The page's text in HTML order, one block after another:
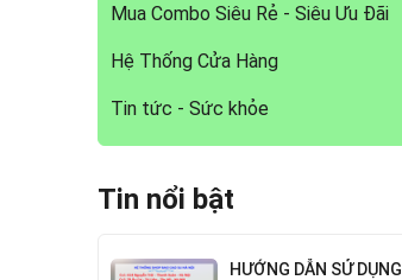
Mua Combo Siêu Rẻ - Siêu Ưu Đãi
Hệ Thống Cửa Hàng
Tin tức - Sức khỏe
Tin nổi bật
HƯỚNG DẪN SỬ DỤNG